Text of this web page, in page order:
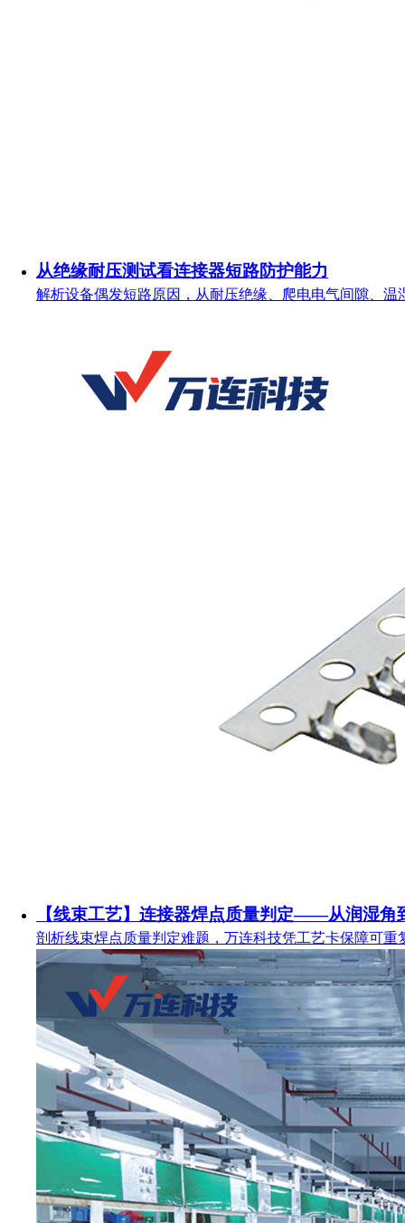
从绝缘耐压测试看连接器短路防护能力
解析设备偶发短路原因，从耐压绝缘、爬电电气间隙、温
【线束工艺】连接器焊点质量判定——从润湿角
剖析线束焊点质量判定难题，万连科技凭工艺卡保障可重